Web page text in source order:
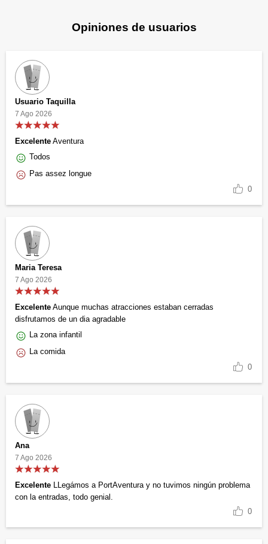
Opiniones de usuarios
Usuario Taquilla
7 Ago 2026
Excelente Aventura
Todos
Pas assez longue
0
Maria Teresa
7 Ago 2026
Excelente Aunque muchas atracciones estaban cerradas
disfrutamos de un dia agradable
La zona infantil
La comida
0
Ana
7 Ago 2026
Excelente LLegámos a PortAventura y no tuvimos ningún problema
con la entradas, todo genial.
0